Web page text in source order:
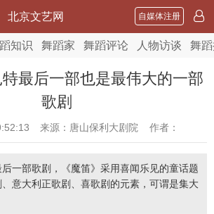
北京文艺网 自媒体注册
知识 舞蹈家 舞蹈评论 人物访谈 舞
特最后一部也是最伟大的一部
歌剧
来源：唐山保利大剧院 作者：
一部歌剧，《魔笛》采用喜闻乐见的童话题
意大利正歌剧、喜歌剧的元素，可谓是集大